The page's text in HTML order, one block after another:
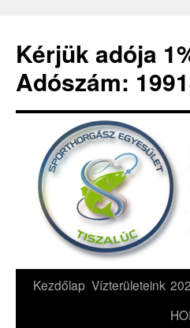
Kérjük adója
Adószám:
Kilépés
Kezdőlap Vízterületeink